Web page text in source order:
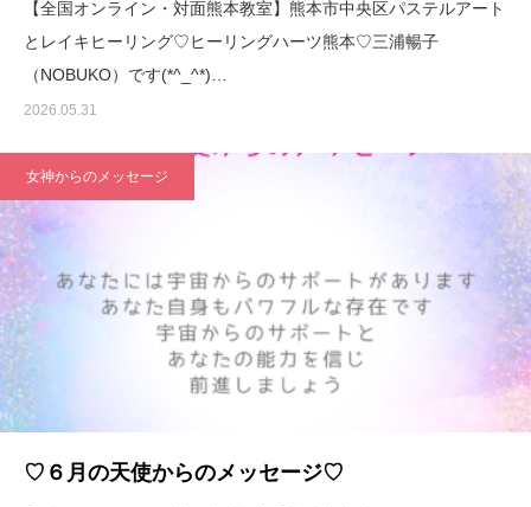
【全国オンライン・対面熊本教室】熊本市中央区パステルアート
とレイキヒーリング♡ヒーリングハーツ熊本♡三浦暢子
（NOBUKO）です(*^_^*)…
2026.05.31
女神からのメッセージ
♡６月の天使からのメッセージ♡